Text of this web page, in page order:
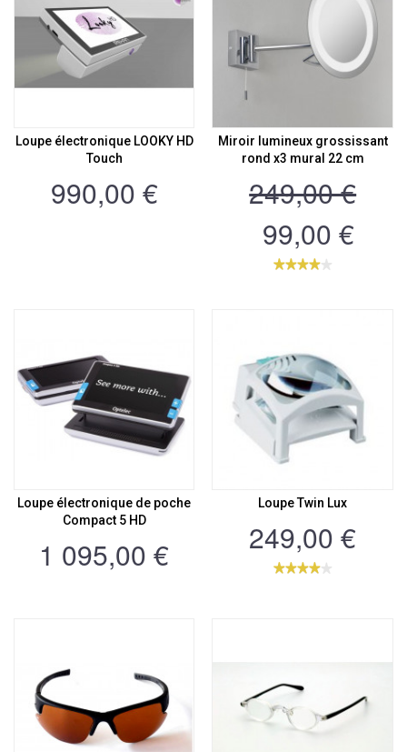
Loupe électronique LOOKY HD
Touch
990,00 €
Miroir lumineux grossissant
rond x3 mural 22 cm
249,00 €
99,00 €
Loupe électronique de poche
Compact 5 HD
1 095,00 €
Loupe Twin Lux
249,00 €